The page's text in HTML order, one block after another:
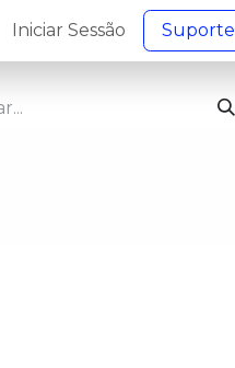
Iniciar Sessão S​​uporte​​